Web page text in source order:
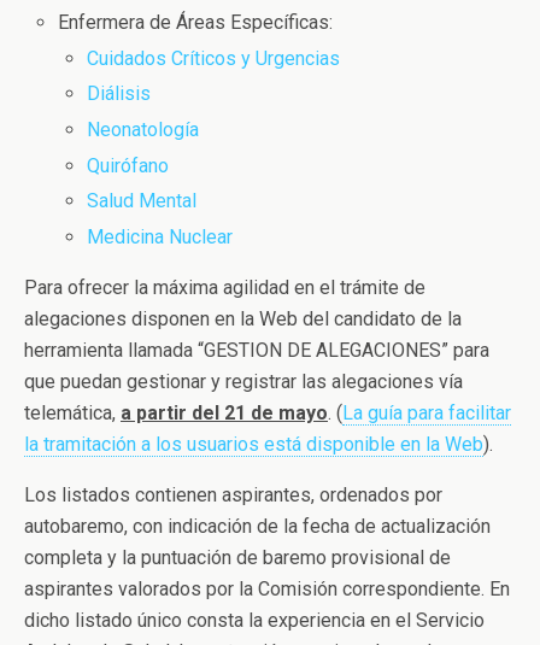
Enfermera de Áreas Específicas:
Cuidados Críticos y Urgencias
Diálisis
Neonatología
Quirófano
Salud Mental
Medicina Nuclear
Para ofrecer la máxima agilidad en el trámite de
alegaciones disponen en la Web del candidato de la
herramienta llamada “GESTION DE ALEGACIONES” para
que puedan gestionar y registrar las alegaciones vía
telemática, a partir del 21 de mayo. (La guía para facilitar
la tramitación a los usuarios está disponible en la Web).
Los listados contienen aspirantes, ordenados por
autobaremo, con indicación de la fecha de actualización
completa y la puntuación de baremo provisional de
aspirantes valorados por la Comisión correspondiente. En
dicho listado único consta la experiencia en el Servicio